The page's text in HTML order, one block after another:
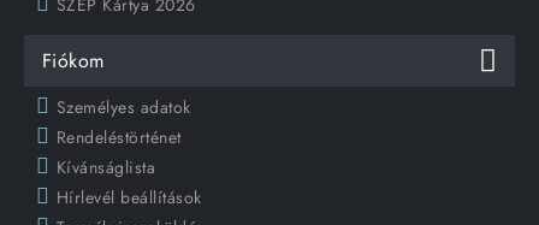
SZÉP Kártya 2026
Fiókom
Személyes adatok
Rendeléstörténet
Kívánságlista
Hírlevél beállítások